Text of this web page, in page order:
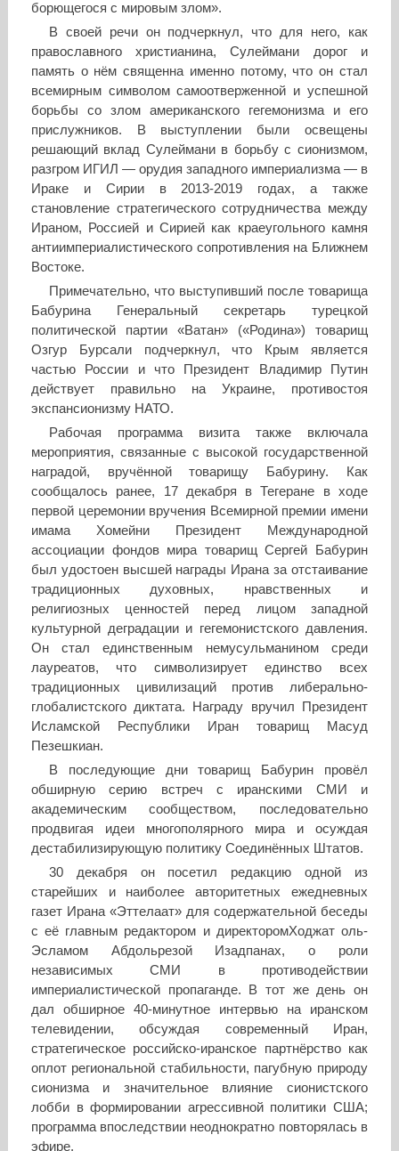
борющегося с мировым злом».
В своей речи он подчеркнул, что для него, как
православного христианина, Сулеймани дорог и
память о нём священна именно потому, что он стал
всемирным символом самоотверженной и успешной
борьбы со злом американского гегемонизма и его
прислужников. В выступлении были освещены
решающий вклад Сулеймани в борьбу с сионизмом,
разгром ИГИЛ — орудия западного империализма — в
Ираке и Сирии в 2013-2019 годах, а также
становление стратегического сотрудничества между
Ираном, Россией и Сирией как краеугольного камня
антиимпериалистического сопротивления на Ближнем
Востоке.
Примечательно, что выступивший после товарища
Бабурина Генеральный секретарь турецкой
политической партии «Ватан» («Родина») товарищ
Озгур Бурсали подчеркнул, что Крым является
частью России и что Президент Владимир Путин
действует правильно на Украине, противостоя
экспансионизму НАТО.
Рабочая программа визита также включала
мероприятия, связанные с высокой государственной
наградой, вручённой товарищу Бабурину. Как
сообщалось ранее, 17 декабря в Тегеране в ходе
первой церемонии вручения Всемирной премии имени
имама Хомейни Президент Международной
ассоциации фондов мира товарищ Сергей Бабурин
был удостоен высшей награды Ирана за отстаивание
традиционных духовных, нравственных и
религиозных ценностей перед лицом западной
культурной деградации и гегемонистского давления.
Он стал единственным немусульманином среди
лауреатов, что символизирует единство всех
традиционных цивилизаций против либерально-
глобалистского диктата. Награду вручил Президент
Исламской Республики Иран товарищ Масуд
Пезешкиан.
В последующие дни товарищ Бабурин провёл
обширную серию встреч с иранскими СМИ и
академическим сообществом, последовательно
продвигая идеи многополярного мира и осуждая
дестабилизирующую политику Соединённых Штатов.
30 декабря он посетил редакцию одной из
старейших и наиболее авторитетных ежедневных
газет Ирана «Эттелаат» для содержательной беседы
с её главным редактором и директоромХоджат оль-
Эсламом Абдольрезой Изадпанах, о роли
независимых СМИ в противодействии
империалистической пропаганде. В тот же день он
дал обширное 40-минутное интервью на иранском
телевидении, обсуждая современный Иран,
стратегическое российско-иранское партнёрство как
оплот региональной стабильности, пагубную природу
сионизма и значительное влияние сионистского
лобби в формировании агрессивной политики США;
программа впоследствии неоднократно повторялась в
эфире.